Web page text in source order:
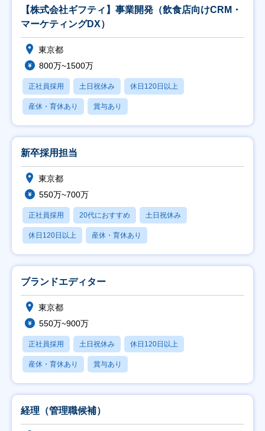
【株式会社ギフティ】事業開発（飲食店向けCRM・
マーケティングDX）
東京都
800万~1500万
正社員採用 土日祝休み 休日120日以上
産休・育休あり 賞与あり
新卒採用担当
東京都
550万~700万
正社員採用 20代におすすめ 土日祝休み
休日120日以上 産休・育休あり
ブランドエディター
東京都
550万~900万
正社員採用 土日祝休み 休日120日以上
産休・育休あり 賞与あり
経理（管理職候補）